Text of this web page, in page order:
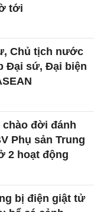
tới
Chủ tịch nước
Đại sứ, Đại biện
chào đời đánh
Phụ sản Trung
2 hoạt động
bị điện giật tử